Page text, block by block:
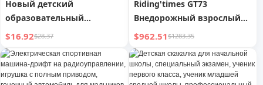
Новый детский
образовательный
конструктор с
инерционным
оттягиванием и
гоночными машинами,
$16.92$28.37
Riding'times GT73
Внедорожный взрослый
электровелосипед 48 В
большой запас хода 30-50
км/ч максимальная
скорость легкий
$962.51$1283.35